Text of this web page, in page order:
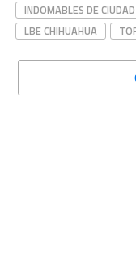
INDOMABLES DE
LBE CHIHUAHUA